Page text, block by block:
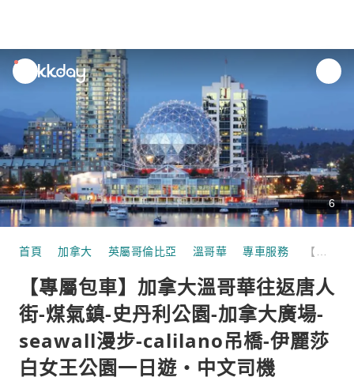
unread
notifications
6
首頁 加拿大 英屬哥倫比亞 溫哥華 專車服務
【專屬包車】加拿大溫哥華往返唐人
街-煤氣鎮-史丹利公園-加拿大廣場-
seawall漫步-calilano吊橋-伊麗莎
白女王公園一日遊・中文司機